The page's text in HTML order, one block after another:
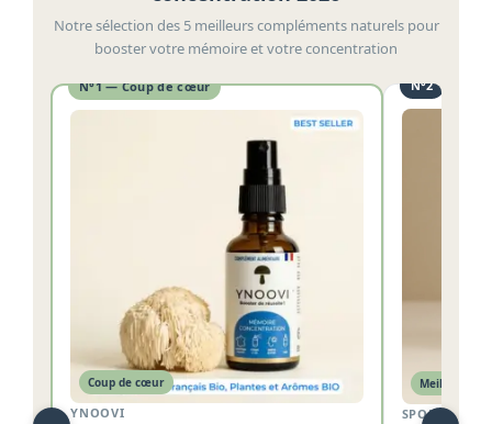
Notre sélection des 5 meilleurs compléments naturels pour
booster votre mémoire et votre concentration
N°1 — Coup de cœur
Coup de cœur
YNOOVI
N°2
Meilleur
SPORELIFE